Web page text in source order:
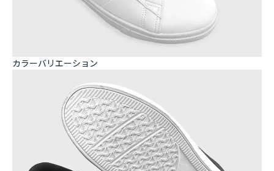
カラーバリエーション